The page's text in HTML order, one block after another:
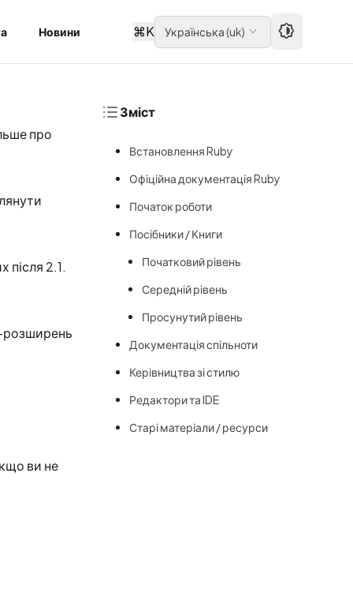
Новини ⌘K Українська(uk)
про
після 2.1.
розширень
ви не
Зміст
Встановлення Ruby
Офіційна документація Ruby
Початок роботи
Посібники / Книги
Початковий рівень
Середній рівень
Просунутий рівень
Документація спільноти
Керівництва зі стилю
Редактори та IDE
Старі матеріали / ресурси